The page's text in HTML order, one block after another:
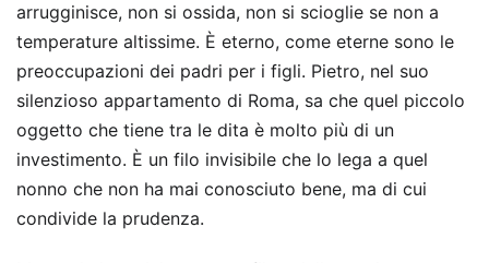
arrugginisce, non si ossida, non si scioglie se non a
temperature altissime. È eterno, come eterne sono le
preoccupazioni dei padri per i figli. Pietro, nel suo
silenzioso appartamento di Roma, sa che quel piccolo
oggetto che tiene tra le dita è molto più di un
investimento. È un filo invisibile che lo lega a quel
nonno che non ha mai conosciuto bene, ma di cui
condivide la prudenza.